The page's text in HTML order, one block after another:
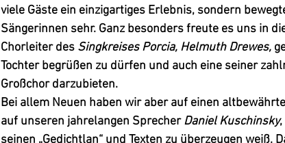
viele Gäste ein einzigartiges Erlebnis, sondern
Sängerinnen sehr. Ganz besonders freute es uns in
Chorleiter des Singkreises Porcia, Helmuth Drewes,
Tochter begrüßen zu dürfen und auch eine seiner
Großchor darzubieten.
Bei allem Neuen haben wir aber auf einen
auf unseren jahrelangen Sprecher Daniel Kuschinsky
seinen „Gedichtlan“ und Texten zu überzeugen weiß.